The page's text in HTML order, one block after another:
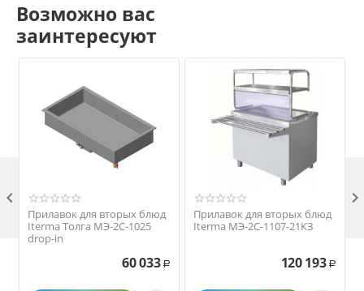
Возможно вас
заинтересуют
Прилавок для вторых блюд
Iterma Толга МЭ-2С-1025
drop-in
60 033 Р
Прилавок для вторых блюд
Iterma МЭ-2С-1107-21КЗ
120 193 Р
 